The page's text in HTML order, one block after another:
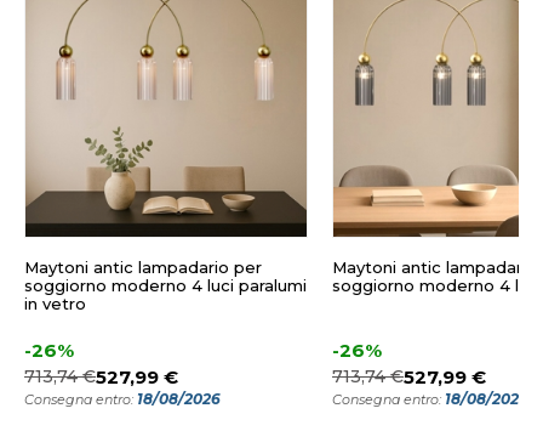
Maytoni antic lampadario per
soggiorno moderno 4 luci paralumi
in vetro
-26%
713,74 €527,99 €
Consegna entro: 18/08/2026
Maytoni antic lampadario
soggiorno moderno 4 luci
-26%
713,74 €527,99 €
Consegna entro: 18/08/2026